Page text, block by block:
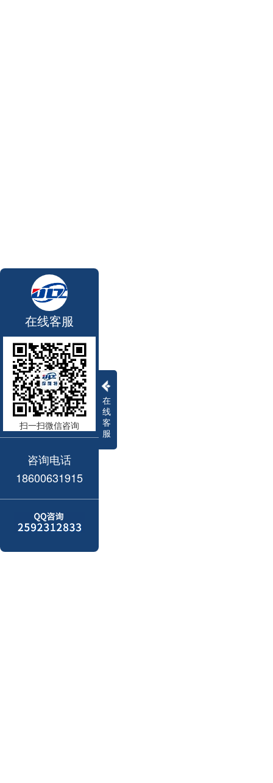
在
线
客
服
在线客服
扫一扫微信咨询
咨询电话
18600631915